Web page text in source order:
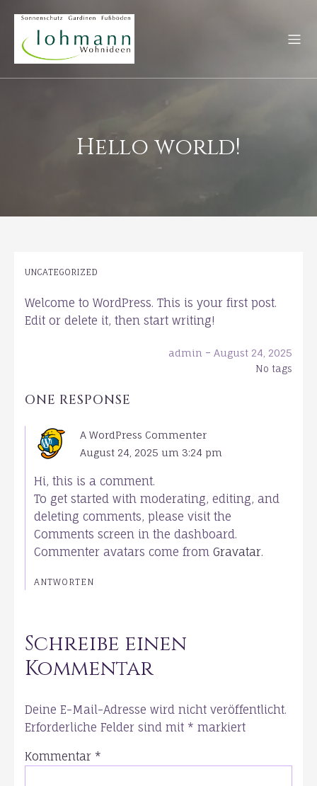
Hello world!
UNCATEGORIZED
Welcome to WordPress. This is your first post.
Edit or delete it, then start writing!
admin - August 24, 2025
No tags
ONE RESPONSE
A WordPress Commenter
August 24, 2025 um 3:24 pm
Hi, this is a comment.
To get started with moderating, editing, and
deleting comments, please visit the
Comments screen in the dashboard.
Commenter avatars come from Gravatar.
ANTWORTEN
Schreibe einen
Kommentar
Deine E-Mail-Adresse wird nicht veröffentlicht.
Erforderliche Felder sind mit * markiert
Kommentar *